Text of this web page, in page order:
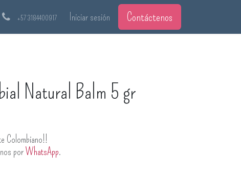
+57 3184400917 Iniciar sesión Contáctenos
Natural Balm 5 gr
Colombiano!!
porWhatsApp.